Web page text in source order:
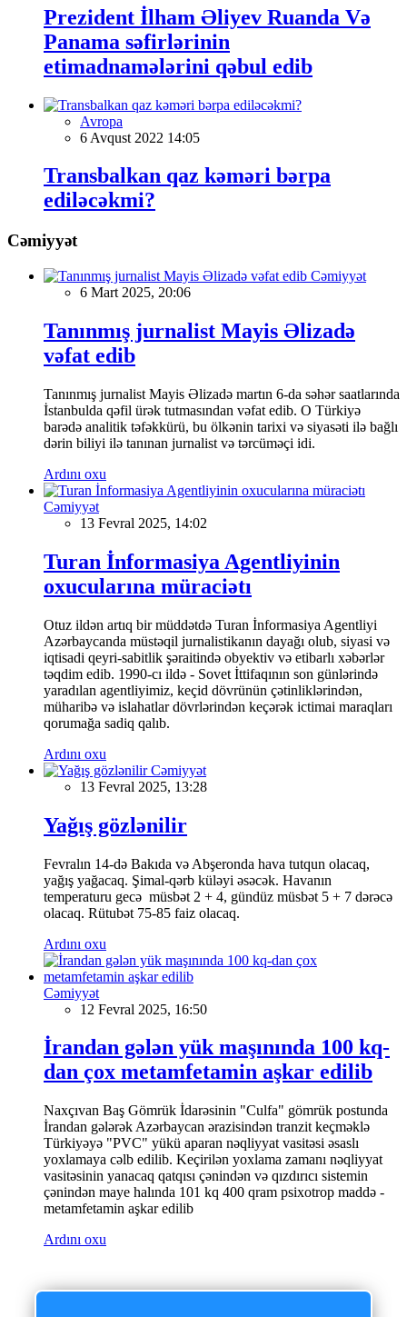
Prezident İlham Əliyev Ruanda Və
Panama səfirlərinin
etimadnamələrini qəbul edib
Avropa
6 Avqust 2022 14:05
Transbalkan qaz kəməri bərpa
ediləcəkmi?
Cəmiyyət
Cəmiyyət
6 Mart 2025, 20:06
Tanınmış jurnalist Mayis Əlizadə
vəfat edib
Tanınmış jurnalist Mayis Əlizadə martın 6-da səhər saatlarında
İstanbulda qəfil ürək tutmasından vəfat edib. O Türkiyə
barədə analitik təfəkkürü, bu ölkənin tarixi və siyasəti ilə bağlı
dərin biliyi ilə tanınan jurnalist və tərcüməçi idi.
Ardını oxu
Cəmiyyət
13 Fevral 2025, 14:02
Turan İnformasiya Agentliyinin
oxucularına müraciətı
Otuz ildən artıq bir müddətdə Turan İnformasiya Agentliyi
Azərbaycanda müstəqil jurnalistikanın dayağı olub, siyasi və
iqtisadi qeyri-sabitlik şəraitində obyektiv və etibarlı xəbərlər
təqdim edib. 1990-cı ildə - Sovet İttifaqının son günlərində
yaradılan agentliyimiz, keçid dövrünün çətinliklərindən,
müharibə və islahatlar dövrlərindən keçərək ictimai maraqları
qorumağa sadiq qalıb.
Ardını oxu
Cəmiyyət
13 Fevral 2025, 13:28
Yağış gözlənilir
Fevralın 14-də Bakıda və Abşeronda hava tutqun olacaq,
yağış yağacaq. Şimal-qərb küləyi əsəcək. Havanın
temperaturu gecə müsbət 2 + 4, gündüz müsbət 5 + 7 dərəcə
olacaq. Rütubət 75-85 faiz olacaq.
Ardını oxu
Cəmiyyət
12 Fevral 2025, 16:50
İrandan gələn yük maşınında 100 kq-
dan çox metamfetamin aşkar edilib
Naxçıvan Baş Gömrük İdarəsinin "Culfa" gömrük postunda
İrandan gələrək Azərbaycan ərazisindən tranzit keçməklə
Türkiyəyə "PVC" yükü aparan nəqliyyat vasitəsi əsaslı
yoxlamaya cəlb edilib. Keçirilən yoxlama zamanı nəqliyyat
vasitəsinin yanacaq qatqısı çənindən və qızdırıcı sistemin
çənindən maye halında 101 kq 400 qram psixotrop maddə -
metamfetamin aşkar edilib
Ardını oxu